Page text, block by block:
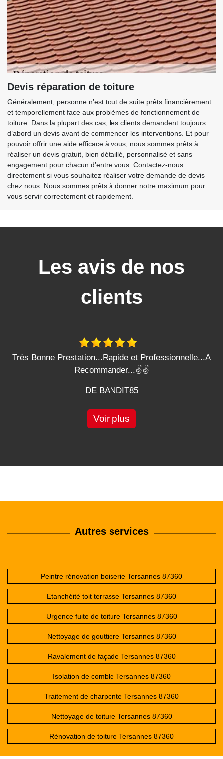
Devis réparation de toiture
Généralement, personne n’est tout de suite prêts financièrement
et temporellement face aux problèmes de fonctionnement de
toiture. Dans la plupart des cas, les clients demandent toujours
d’abord un devis avant de commencer les interventions. Et pour
pouvoir offrir une aide efficace à vous, nous sommes prêts à
réaliser un devis gratuit, bien détaillé, personnalisé et sans
engagement pour chacun d’entre vous. Contactez-nous
directement si vous souhaitez réaliser votre demande de devis
chez nous. Nous sommes prêts à donner notre maximum pour
vous servir correctement et rapidement.
Les avis de nos
clients
Très Bonne Prestation...Rapide et Professionnelle...A
Recommander...✌️✌️
DE BANDIT85
Voir plus
Autres services
Peintre rénovation boiserie Tersannes 87360
Etanchéité toit terrasse Tersannes 87360
Urgence fuite de toiture Tersannes 87360
Nettoyage de gouttière Tersannes 87360
Ravalement de façade Tersannes 87360
Isolation de comble Tersannes 87360
Traitement de charpente Tersannes 87360
Nettoyage de toiture Tersannes 87360
Rénovation de toiture Tersannes 87360